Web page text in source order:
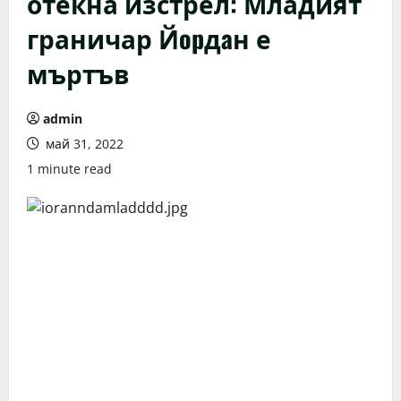
граничар Йopдaн е
мъртъв
admin
май 31, 2022
1 minute read